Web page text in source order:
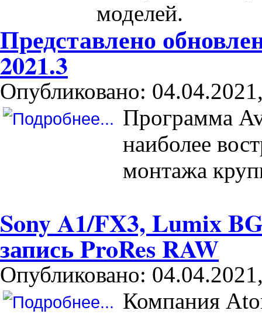
моделей.
Представлено
2021.3
Опубликовано:
Программа
наиболее
монтажа
Sony A1/FX3, Lumix
запись ProRes RAW
Опубликовано:
Компания